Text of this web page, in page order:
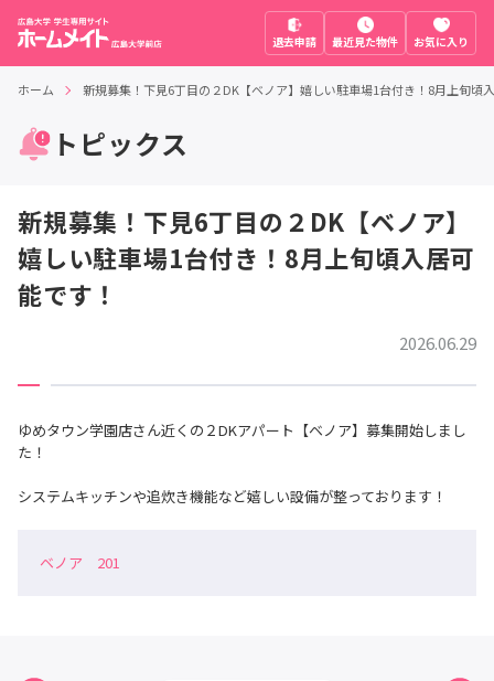
退去申請 最近見た物件 お気に入り
ホーム 新規募集！下見6丁目の２DK【ベノア】嬉しい駐車場1台付き！8月上旬頃
トピックス
新規募集！下見6丁目の２DK【ベノア】
嬉しい駐車場1台付き！8月上旬頃入居可
能です！
2026.06.29
ゆめタウン学園店さん近くの２DKアパート【ベノア】募集開始しまし
た！
システムキッチンや追炊き機能など嬉しい設備が整っております！
ベノア 201